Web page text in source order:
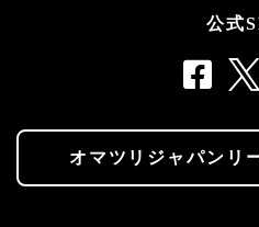
公式
オマツリジャパンリ